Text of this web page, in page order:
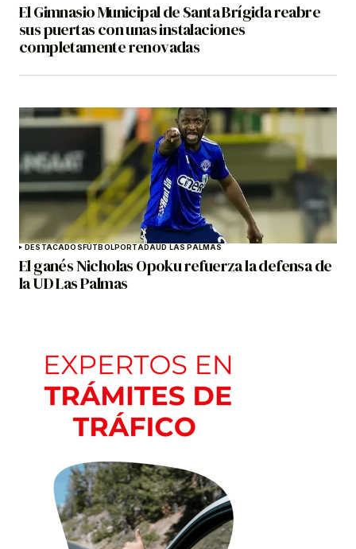
El Gimnasio Municipal de Santa Brígida reabre
sus puertas con unas instalaciones
completamente renovadas
DESTACADOSFÚTBOLPORTADAUD LAS PALMAS
El ganés Nicholas Opoku refuerza la defensa de
la UD Las Palmas